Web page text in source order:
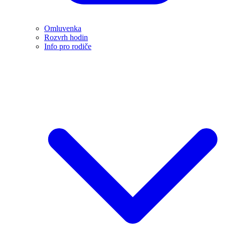
Omluvenka
Rozvrh hodin
Info pro rodiče